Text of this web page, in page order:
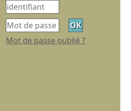
Mot de passe oublié ?